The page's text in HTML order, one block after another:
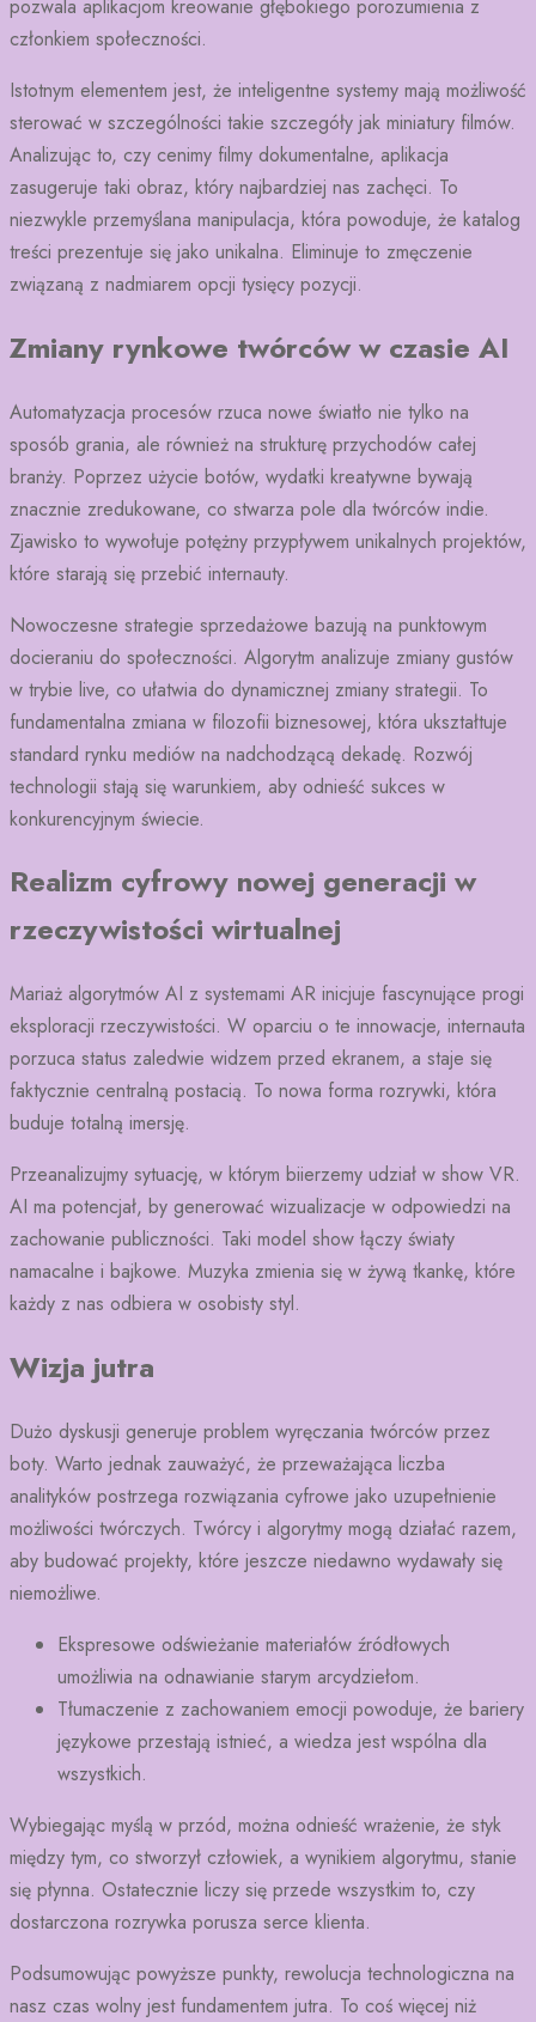
pozwala aplikacjom kreowanie głębokiego porozumienia z
członkiem społeczności.
Istotnym elementem jest, że inteligentne systemy mają możliwość
sterować w szczególności takie szczegóły jak miniatury filmów.
Analizując to, czy cenimy filmy dokumentalne, aplikacja
zasugeruje taki obraz, który najbardziej nas zachęci. To
niezwykle przemyślana manipulacja, która powoduje, że katalog
treści prezentuje się jako unikalna. Eliminuje to zmęczenie
związaną z nadmiarem opcji tysięcy pozycji.
Zmiany rynkowe twórców w czasie AI
Automatyzacja procesów rzuca nowe światło nie tylko na
sposób grania, ale również na strukturę przychodów całej
branży. Poprzez użycie botów, wydatki kreatywne bywają
znacznie zredukowane, co stwarza pole dla twórców indie.
Zjawisko to wywołuje potężny przypływem unikalnych projektów,
które starają się przebić internauty.
Nowoczesne strategie sprzedażowe bazują na punktowym
docieraniu do społeczności. Algorytm analizuje zmiany gustów
w trybie live, co ułatwia do dynamicznej zmiany strategii. To
fundamentalna zmiana w filozofii biznesowej, która ukształtuje
standard rynku mediów na nadchodzącą dekadę. Rozwój
technologii stają się warunkiem, aby odnieść sukces w
konkurencyjnym świecie.
Realizm cyfrowy nowej generacji w
rzeczywistości wirtualnej
Mariaż algorytmów AI z systemami AR inicjuje fascynujące progi
eksploracji rzeczywistości. W oparciu o te innowacje, internauta
porzuca status zaledwie widzem przed ekranem, a staje się
faktycznie centralną postacią. To nowa forma rozrywki, która
buduje totalną imersję.
Przeanalizujmy sytuację, w którym biierzemy udział w show VR.
AI ma potencjał, by generować wizualizacje w odpowiedzi na
zachowanie publiczności. Taki model show łączy światy
namacalne i bajkowe. Muzyka zmienia się w żywą tkankę, które
każdy z nas odbiera w osobisty styl.
Wizja jutra
Dużo dyskusji generuje problem wyręczania twórców przez
boty. Warto jednak zauważyć, że przeważająca liczba
analityków postrzega rozwiązania cyfrowe jako uzupełnienie
możliwości twórczych. Twórcy i algorytmy mogą działać razem,
aby budować projekty, które jeszcze niedawno wydawały się
niemożliwe.
Ekspresowe odświeżanie materiałów źródłowych
umożliwia na odnawianie starym arcydziełom.
Tłumaczenie z zachowaniem emocji powoduje, że bariery
językowe przestają istnieć, a wiedza jest wspólna dla
wszystkich.
Wybiegając myślą w przód, można odnieść wrażenie, że styk
między tym, co stworzył człowiek, a wynikiem algorytmu, stanie
się płynna. Ostatecznie liczy się przede wszystkim to, czy
dostarczona rozrywka porusza serce klienta.
Podsumowując powyższe punkty, rewolucja technologiczna na
nasz czas wolny jest fundamentem jutra. To coś więcej niż